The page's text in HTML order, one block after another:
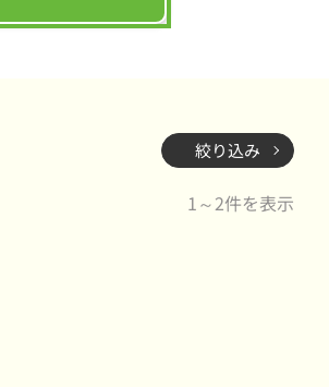
絞り込み
1～2件を表示